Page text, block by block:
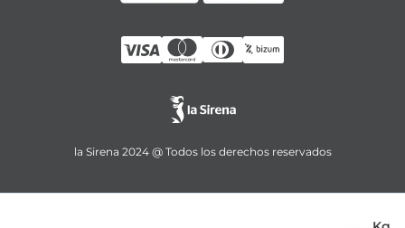
la Sirena 2024 @ Todos los derechos reservados